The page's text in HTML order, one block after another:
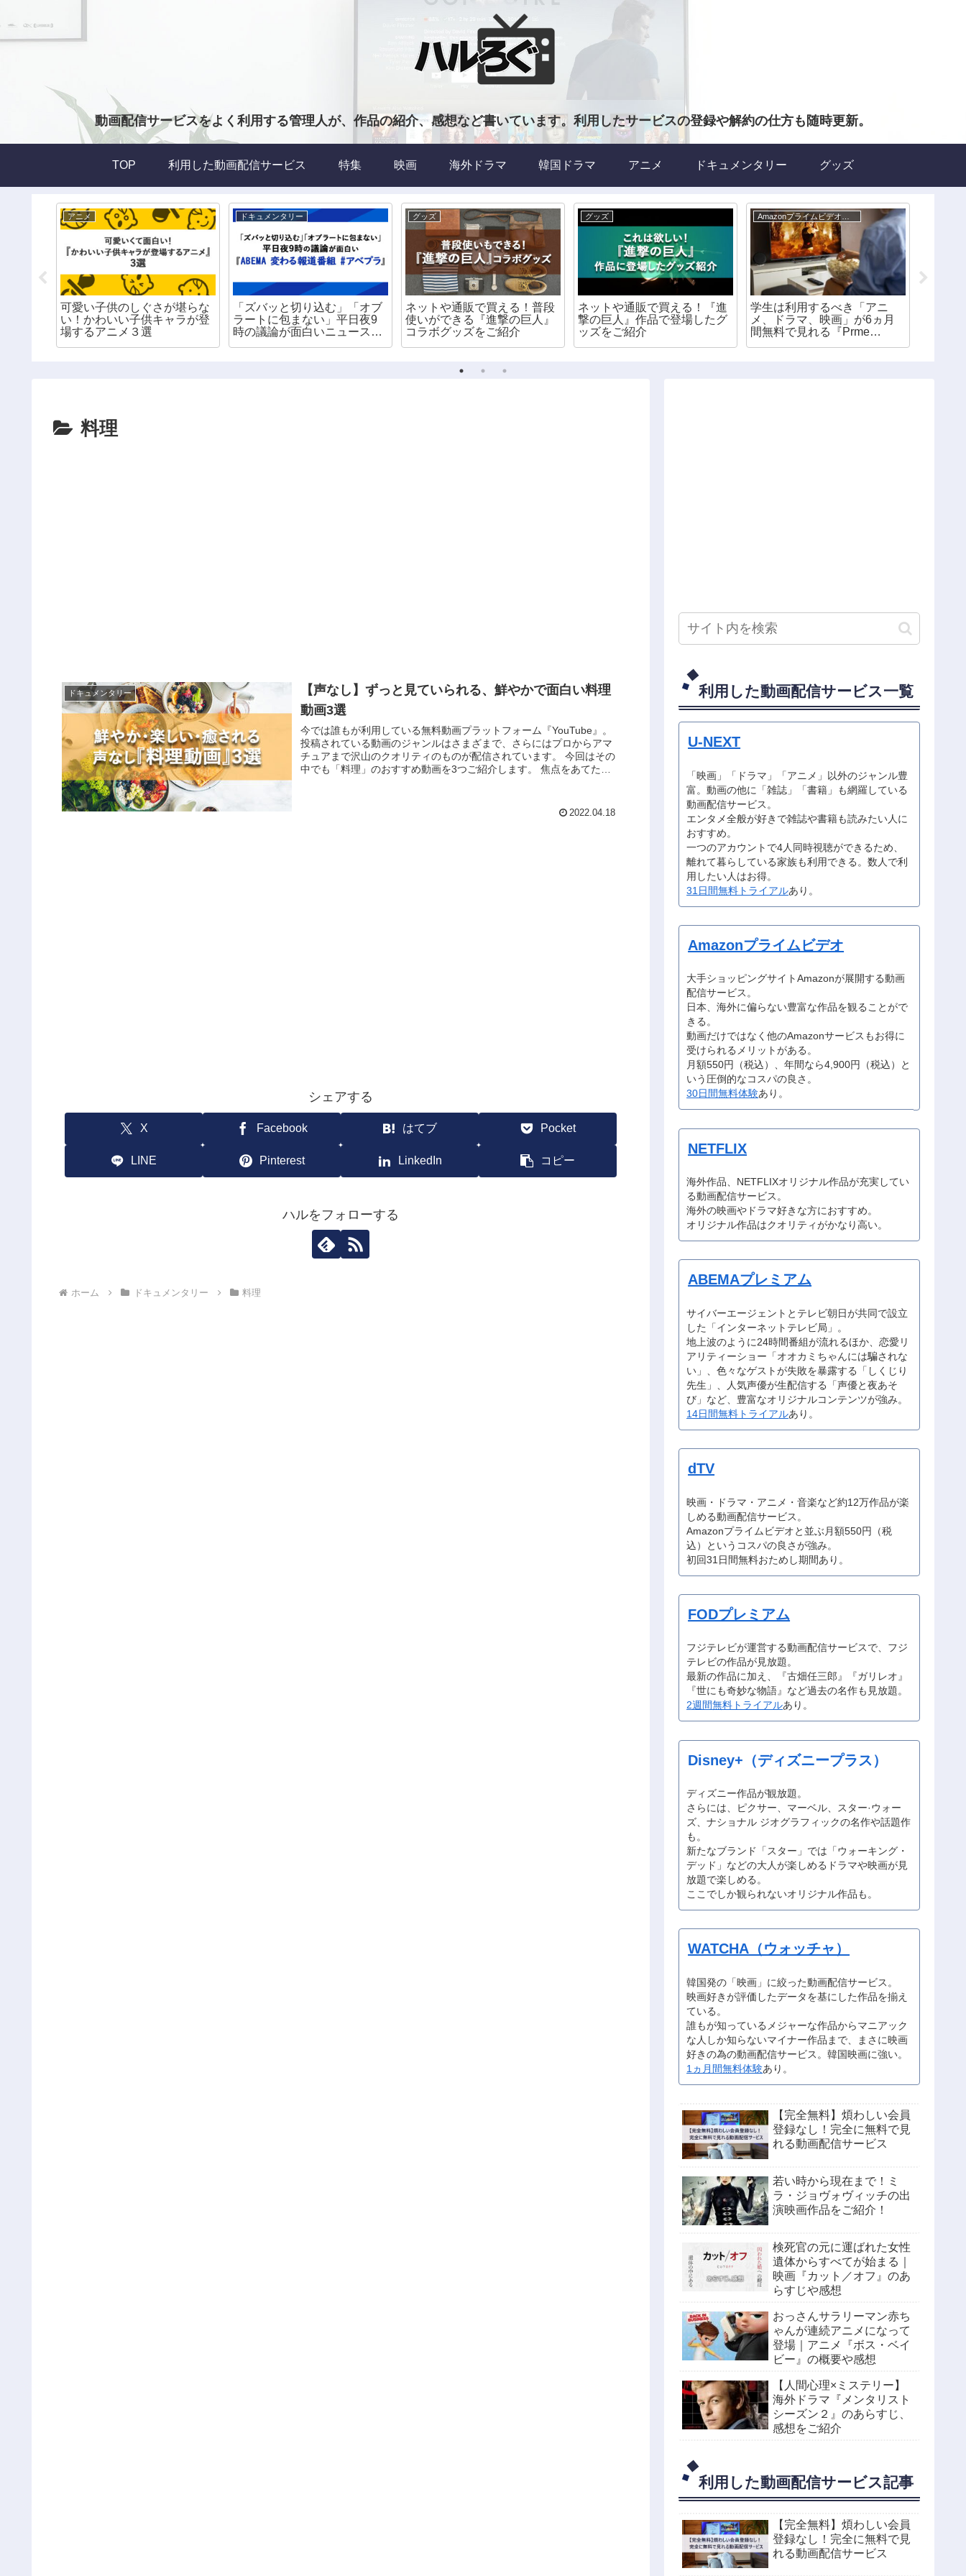
動画配信サービスをよく利用する管理人が、作品の紹介、感想など書いています。利用したサービスの登録や解約の仕方も随時更新。
TOP 利用した動画配信サービス 特集 映画 海外ドラマ 韓国ドラマ アニメ ドキュメンタリー グッズ
アニメ
可愛い子供のしぐさが堪らな
い！かわいい子供キャラが登
場するアニメ３選
ドキュメンタリー
「ズバッと切り込む」「オブ
ラートに包まない」平日夜9
時の議論が面白いニュース番
グッズ
ネットや通販で買える！普段
使いができる『進撃の巨人』
コラボグッズをご紹介
グッズ
ネットや通販で買える！『進
撃の巨人』作品で登場したグ
ッズをご紹介
学生は利用するべき「アニ
メ、ドラマ、映画」が6ヵ月
間無料で見れる『Prme
料理
ドキュメンタリー
【声なし】ずっと見ていられる、鮮やかで面白い料理
動画3選
今では誰もが利用している無料動画プラットフォーム『YouTube』。
投稿されている動画のジャンルはさまざまで、さらにはプロからアマ
チュアまで沢山のクオリティのものが配信されています。 今回はその
中でも「料理」のおすすめ動画を3つご紹介します。 焦点をあてたの
2022.04.18
シェアする
X Facebook はてブ Pocket
LINE Pinterest LinkedIn コピー
ハルをフォローする
ホーム ドキュメンタリー 料理
利用した動画配信サービス一覧
U-NEXT
「映画」「ドラマ」「アニメ」以外のジャンル豊
富。動画の他に「雑誌」「書籍」も網羅している
動画配信サービス。
エンタメ全般が好きで雑誌や書籍も読みたい人に
おすすめ。
一つのアカウントで4人同時視聴ができるため、
離れて暮らしている家族も利用できる。数人で利
用したい人はお得。
31日間無料トライアルあり。
Amazonプライムビデオ
大手ショッピングサイトAmazonが展開する動画
配信サービス。
日本、海外に偏らない豊富な作品を観ることがで
きる。
動画だけではなく他のAmazonサービスもお得に
受けられるメリットがある。
月額550円（税込）、年間なら4,900円（税込）と
いう圧倒的なコスパの良さ。
30日間無料体験あり。
NETFLIX
海外作品、NETFLIXオリジナル作品が充実してい
る動画配信サービス。
海外の映画やドラマ好きな方におすすめ。
オリジナル作品はクオリティがかなり高い。
ABEMAプレミアム
サイバーエージェントとテレビ朝日が共同で設立
した「インターネットテレビ局」。
地上波のように24時間番組が流れるほか、恋愛リ
アリティーショー「オオカミちゃんには騙されな
い」、色々なゲストが失敗を暴露する「しくじり
先生」、人気声優が生配信する「声優と夜あそ
び」など、豊富なオリジナルコンテンツが強み。
14日間無料トライアルあり。
dTV
映画・ドラマ・アニメ・音楽など約12万作品が楽
しめる動画配信サービス。
Amazonプライムビデオと並ぶ月額550円（税
込）というコスパの良さが強み。
初回31日間無料おためし期間あり。
FODプレミアム
フジテレビが運営する動画配信サービスで、フジ
テレビの作品が見放題。
最新の作品に加え、『古畑任三郎』『ガリレオ』
『世にも奇妙な物語』など過去の名作も見放題。
2週間無料トライアルあり。
Disney+（ディズニープラス）
ディズニー作品が観放題。
さらには、ピクサー、マーベル、スター·ウォー
ズ、ナショナル ジオグラフィックの名作や話題作
も。
新たなブランド「スター」では「ウォーキング・
デッド」などの大人が楽しめるドラマや映画が見
放題で楽しめる。
ここでしか観られないオリジナル作品も。
WATCHA（ウォッチャ）
韓国発の「映画」に絞った動画配信サービス。
映画好きが評価したデータを基にした作品を揃え
ている。
誰もが知っているメジャーな作品からマニアック
な人しか知らないマイナー作品まで、まさに映画
好きの為の動画配信サービス。韓国映画に強い。
1ヵ月間無料体験あり。
【完全無料】煩わしい会員
登録なし！完全に無料で見
れる動画配信サービス
若い時から現在まで！ミ
ラ・ジョヴォヴィッチの出
演映画作品をご紹介！
検死官の元に運ばれた女性
遺体からすべてが始まる｜
映画『カット／オフ』のあ
らすじや感想
おっさんサラリーマン赤ち
ゃんが連続アニメになって
登場｜アニメ『ボス・ベイ
ビー』の概要や感想
【人間心理×ミステリー】
海外ドラマ『メンタリスト
シーズン２』のあらすじ、
感想をご紹介
利用した動画配信サービス記事
【完全無料】煩わしい会員
登録なし！完全に無料で見
れる動画配信サービス